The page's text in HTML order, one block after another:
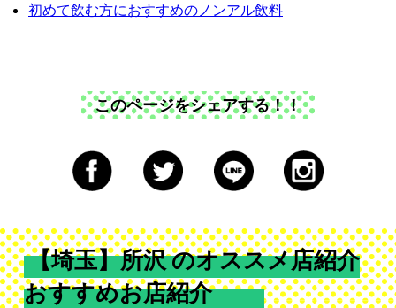
初めて飲む方におすすめのノンアル飲料
このページをシェアする！！
【埼玉】所沢 のオススメ店紹介
おすすめお店紹介